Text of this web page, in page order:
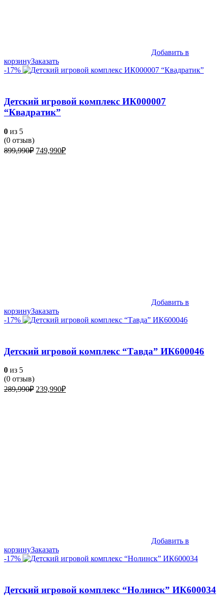
Добавить в
корзинуЗаказать
-17%
Детский игровой комплекс ИК000007
“Квадратик”
0 из 5
(0 отзыв)
899,990₽ Первоначальная
749,990₽Текущая
Добавить в
корзинуЗаказать
-17%
Детский игровой комплекс “Тавда” ИК600046
0 из 5
(0 отзыв)
289,990₽ Первоначальная
239,990₽Текущая
Добавить в
корзинуЗаказать
-17%
Детский игровой комплекс “Нолинск” ИК600034